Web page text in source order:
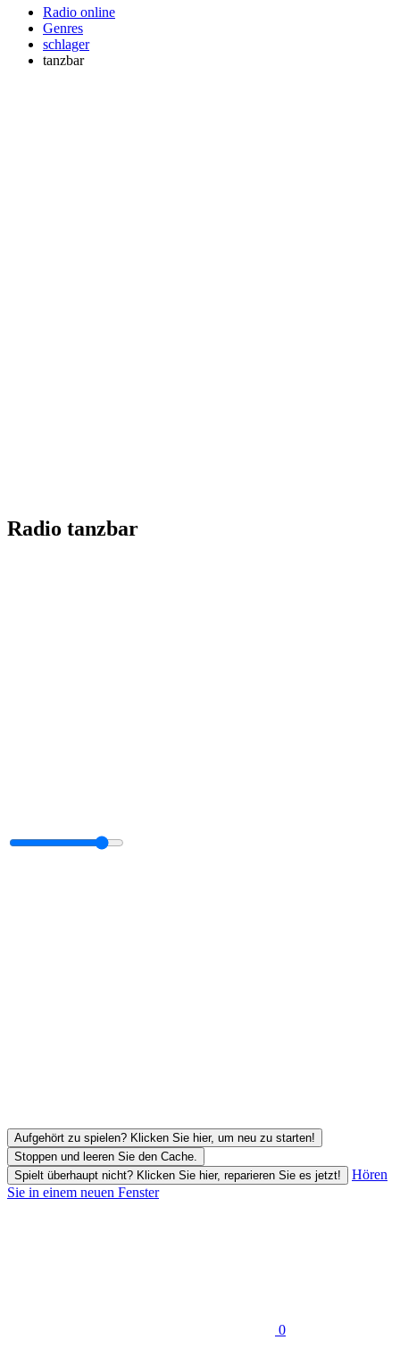
Radio online
Genres
schlager
tanzbar
Radio tanzbar
Aufgehört zu spielen? Klicken Sie hier, um neu zu starten!
Stoppen und leeren Sie den Cache.
Spielt überhaupt nicht? Klicken Sie hier, reparieren Sie es jetzt!
Hören
Sie in einem neuen Fenster
0